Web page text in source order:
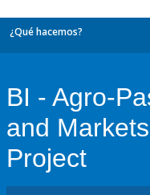
¿Qué hacemos?
BI - Agro-
and
Project